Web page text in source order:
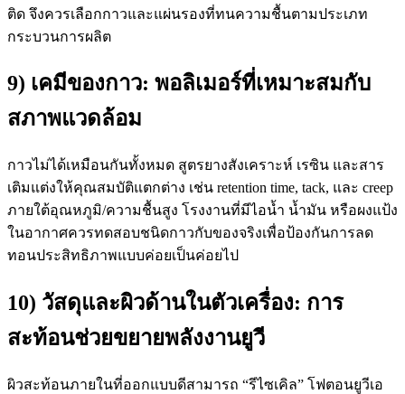
ติด จึงควรเลือกกาวและแผ่นรองที่ทนความชื้นตามประเภท
กระบวนการผลิต
9) เคมีของกาว: พอลิเมอร์ที่เหมาะสมกับ
สภาพแวดล้อม
กาวไม่ได้เหมือนกันทั้งหมด สูตรยางสังเคราะห์ เรซิน และสาร
เติมแต่งให้คุณสมบัติแตกต่าง เช่น retention time, tack, และ creep
ภายใต้อุณหภูมิ/ความชื้นสูง โรงงานที่มีไอน้ำ น้ำมัน หรือผงแป้ง
ในอากาศควรทดสอบชนิดกาวกับของจริงเพื่อป้องกันการลด
ทอนประสิทธิภาพแบบค่อยเป็นค่อยไป
10) วัสดุและผิวด้านในตัวเครื่อง: การ
สะท้อนช่วยขยายพลังงานยูวี
ผิวสะท้อนภายในที่ออกแบบดีสามารถ “รีไซเคิล” โฟตอนยูวีเอ